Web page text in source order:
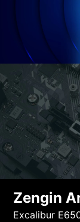
Zengin
Excalibur